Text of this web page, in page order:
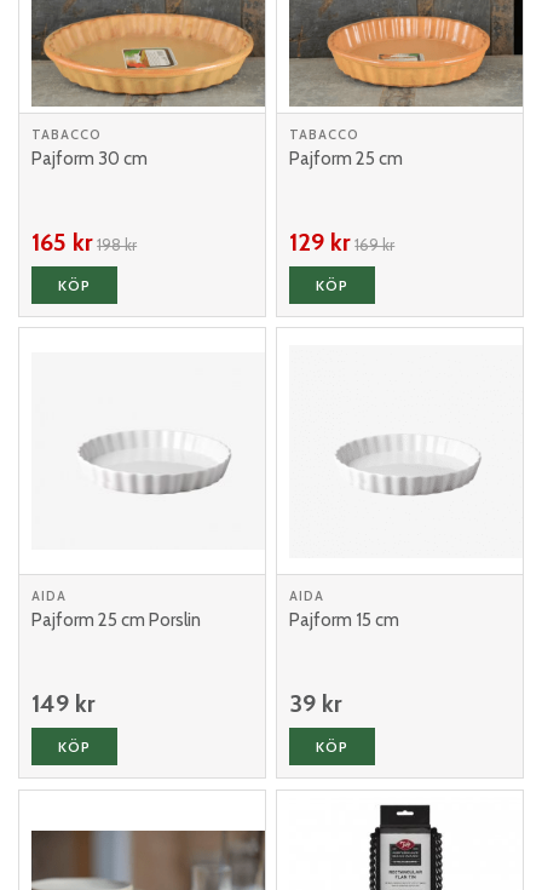
TABACCO
Pajform 30 cm
165 kr198 kr
KÖP
TABACCO
Pajform 25 cm
129 kr 169 kr
KÖP
AIDA
Pajform 25 cm Porslin
149 kr
KÖP
AIDA
Pajform 15 cm
39 kr
KÖP